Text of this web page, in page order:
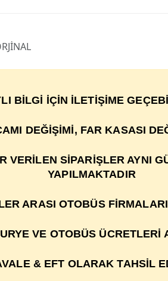
BİLGİ İÇİN İLETİŞİME
DEĞİŞİMİ, FAR KASASI
VERİLEN SİPARİŞLER AYNI
YAPILMAKTADIR
ARASI OTOBÜS
VE OTOBÜS ÜCRETLERİ
& EFT OLARAK TAHSİL